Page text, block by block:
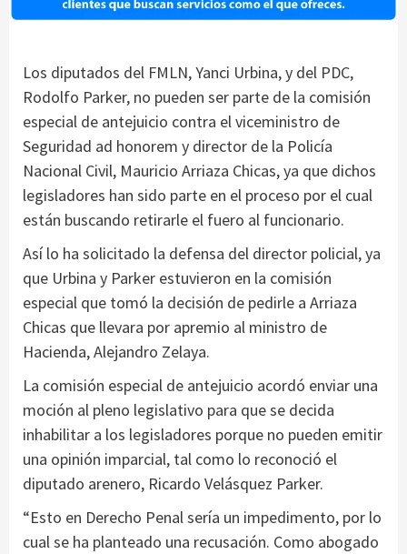
Los diputados del FMLN, Yanci Urbina, y del PDC,
Rodolfo Parker, no pueden ser parte de la comisión
especial de antejuicio contra el viceministro de
Seguridad ad honorem y director de la Policía
Nacional Civil, Mauricio Arriaza Chicas, ya que dichos
legisladores han sido parte en el proceso por el cual
están buscando retirarle el fuero al funcionario.
Así lo ha solicitado la defensa del director policial, ya
que Urbina y Parker estuvieron en la comisión
especial que tomó la decisión de pedirle a Arriaza
Chicas que llevara por apremio al ministro de
Hacienda, Alejandro Zelaya.
La comisión especial de antejuicio acordó enviar una
moción al pleno legislativo para que se decida
inhabilitar a los legisladores porque no pueden emitir
una opinión imparcial, tal como lo reconoció el
diputado arenero, Ricardo Velásquez Parker.
“Esto en Derecho Penal sería un impedimento, por lo
cual se ha planteado una recusación. Como abogado